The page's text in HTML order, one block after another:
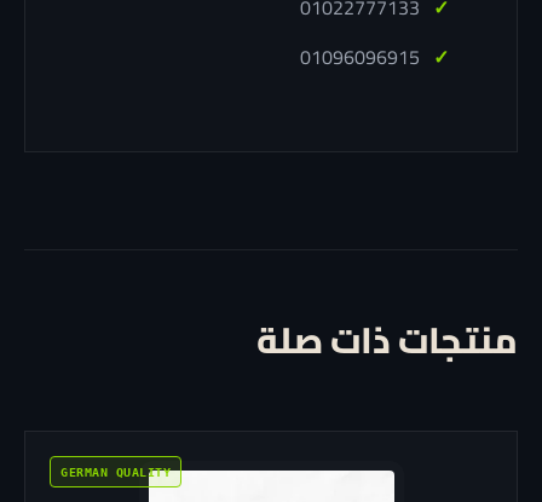
01096096915
منتجات ذات صلة
هناك